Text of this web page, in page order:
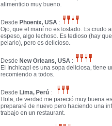
alimenticio muy bueno.
Desde Phoenix, USA :
Ojo, que el maní no es tostado. Es crudo
espeso, algo lechoso. Es tedioso (hay
pelarlo), pero es delicioso.
Desde New Orleans, USA :
El Inchicapi es una sopa deliciosa, tiene
recomiendo a todos.
Desde Lima, Perú :
Hola, de verdad me pareció muy buena
prepararé de nuevo pero haciendo una
trabajo en un restaurant.